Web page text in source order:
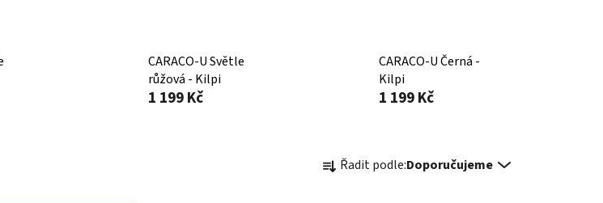
CARACO-U Světle
růžová - Kilpi
1 199 Kč
CARACO-U Černá -
Kilpi
1 199 Kč
a Řadit podle:Doporučujeme